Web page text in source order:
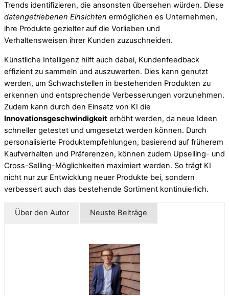
Trends identifizieren, die ansonsten übersehen würden. Diese
datengetriebenen Einsichten ermöglichen es Unternehmen,
ihre Produkte gezielter auf die Vorlieben und
Verhaltensweisen ihrer Kunden zuzuschneiden.
Künstliche Intelligenz hilft auch dabei, Kundenfeedback
effizient zu sammeln und auszuwerten. Dies kann genutzt
werden, um Schwachstellen in bestehenden Produkten zu
erkennen und entsprechende Verbesserungen vorzunehmen.
Zudem kann durch den Einsatz von KI die
Innovationsgeschwindigkeit erhöht werden, da neue Ideen
schneller getestet und umgesetzt werden können. Durch
personalisierte Produktempfehlungen, basierend auf früherem
Kaufverhalten und Präferenzen, können zudem Upselling- und
Cross-Selling-Möglichkeiten maximiert werden. So trägt KI
nicht nur zur Entwicklung neuer Produkte bei, sondern
verbessert auch das bestehende Sortiment kontinuierlich.
Über den Autor Neuste Beiträge